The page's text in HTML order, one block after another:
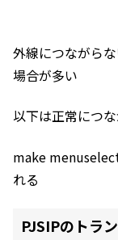
外線につながら
場合が多い
以下は正常につ
make
れる
PJSIPのトラ